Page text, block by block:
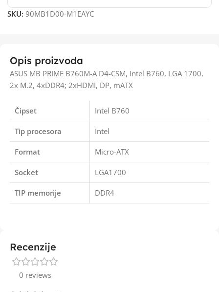
SKU: 90MB1D00-M1EAYC
Opis proizvoda
ASUS MB PRIME B760M-A D4-CSM, Intel B760, LGA 1700,
2x M.2, 4xDDR4; 2xHDMI, DP, mATX
Čipset Intel B760
Tip procesora Intel
Format Micro-ATX
Socket LGA1700
TIP memorije DDR4
Recenzije
0 reviews